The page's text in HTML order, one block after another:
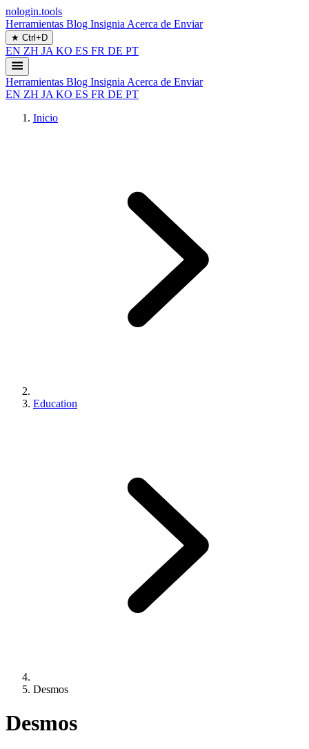
nologin.tools
Herramientas Blog Insignia Acerca de Enviar
★ Ctrl+D
EN ZH JA KO ES FR DE PT
Herramientas Blog Insignia Acerca de Enviar
EN ZH JA KO ES FR DE PT
Inicio
Education
Desmos
Desmos